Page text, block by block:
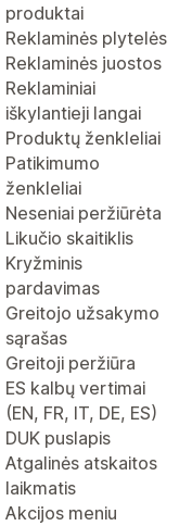
produktai
Reklaminės plytelės
Reklaminės juostos
Reklaminiai
iškylantieji langai
Produktų ženkleliai
Patikimumo
ženkleliai
Neseniai peržiūrėta
Likučio skaitiklis
Kryžminis
pardavimas
Greitojo užsakymo
sąrašas
Greitoji peržiūra
ES kalbų vertimai
(EN, FR, IT, DE, ES)
DUK puslapis
Atgalinės atskaitos
laikmatis
Akcijos meniu